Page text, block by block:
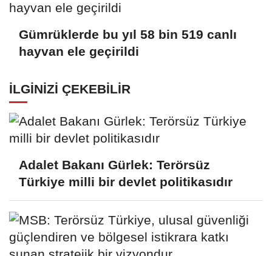
Gümrüklerde bu yıl 58 bin 519 canlı
hayvan ele geçirildi
İLGINIZI ÇEKEBILIR
Adalet Bakanı Gürlek: Terörsüz
Türkiye milli bir devlet politikasıdır